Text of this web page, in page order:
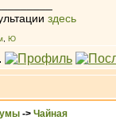
здесь
Ю
-> Чайная